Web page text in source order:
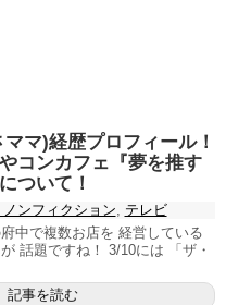
マ)経歴プロフィール！
コンカフェ『夢を推す
ついて！
ノンフィクション, テレビ
中で複数お店を 経営している
話題ですね！ 3/10には 「ザ・
記事を読む